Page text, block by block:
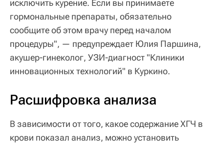
исключить курение. Если вы принимаете
гормональные препараты, обязательно
сообщите об этом врачу перед началом
процедуры", — предупреждает Юлия Паршина,
акушер-гинеколог, УЗИ-диагност "Клиники
инновационных технологий" в Куркино.
Расшифровка анализа
В зависимости от того, какое содержание ХГЧ в
крови показал анализ, можно установить